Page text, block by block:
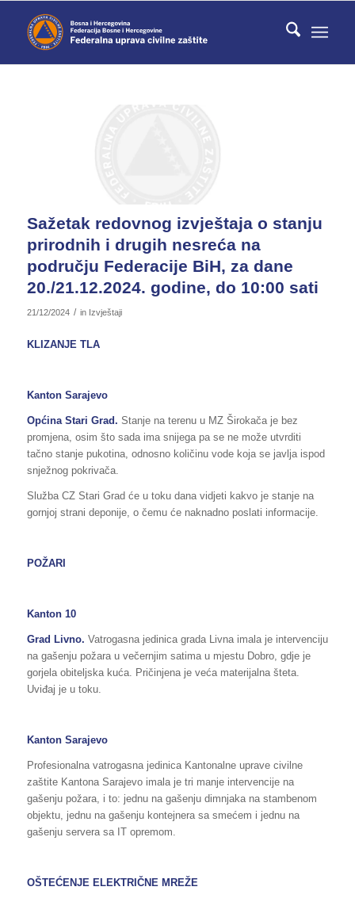
Sažetak redovnog izvještaja o stanju
prirodnih i drugih nesreća na
području Federacije BiH, za dane
20./21.12.2024. godine, do 10:00 sati
21/12/2024 / in Izvještaji
KLIZANJE TLA
Kanton Sarajevo
Općina Stari Grad. Stanje na terenu u MZ Širokača je bez
promjena, osim što sada ima snijega pa se ne može utvrditi
tačno stanje pukotina, odnosno količinu vode koja se javlja ispod
snježnog pokrivača.
Služba CZ Stari Grad će u toku dana vidjeti kakvo je stanje na
gornjoj strani deponije, o čemu će naknadno poslati informacije.
POŽARI
Kanton 10
Grad Livno. Vatrogasna jedinica grada Livna imala je intervenciju
na gašenju požara u večernjim satima u mjestu Dobro, gdje je
gorjela obiteljska kuća. Pričinjena je veća materijalna šteta.
Uviđaj je u toku.
Kanton Sarajevo
Profesionalna vatrogasna jedinica Kantonalne uprave civilne
zaštite Kantona Sarajevo imala je tri manje intervencije na
gašenju požara, i to: jednu na gašenju dimnjaka na stambenom
objektu, jednu na gašenju kontejnera sa smećem i jednu na
gašenju servera sa IT opremom.
OŠTEĆENJE ELEKTRIČNE MREŽE